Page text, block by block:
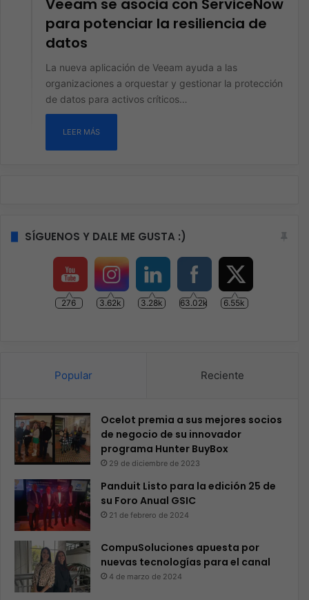
Veeam se asocia con ServiceNow
para potenciar la resiliencia de
datos
La nueva aplicación de Veeam ayuda a las
organizaciones a orquestar y gestionar la protección
de datos para activos críticos…
LEER MÁS
SÍGUENOS Y DALE ME GUSTA :)
276 3.62k 3.28k 63.02k 6.55k
Popular Reciente
Ocelot premia a sus mejores socios
de negocio de su innovador
programa Hunter BuyBox
29 de diciembre de 2023
Panduit Listo para la edición 25 de
su Foro Anual GSIC
21 de febrero de 2024
CompuSoluciones apuesta por
nuevas tecnologías para el canal
4 de marzo de 2024